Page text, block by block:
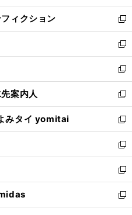
開
く
ウ
で
開
く
ン
ド
ウ
で
開
く
ウ
ィ
ン
ド
ウ
で
開
く
ィクション
新
し
い
ウ
ィ
ン
ド
ウ
で
開
く
新
し
い
ウ
ィ
ン
ド
ウ
で
開
く
新
し
い
ウ
ィ
ン
ド
ウ
で
開
く
案内人
新
し
い
ウ
ィ
ン
ド
ウ
で
開
みタイ yomitai
新
し
い
ウ
ィ
ン
ド
ウ
新
し
い
ウ
ィ
ン
新
し
い
ウ
新
し